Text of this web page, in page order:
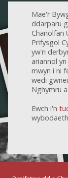
Mae'r
ddarparu
Chanolfan
Prifysgol
yw'n
ariannol
mwyn i ni
wedi
Nghymru
Ewch i'n